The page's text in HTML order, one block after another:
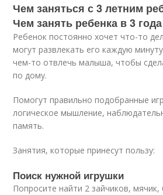
Чем заняться с 3 летним
Чем занять ребенка в 3
Ребенок постоянно хочет что-то
могут развлекать его каждую
чем-то отвлечь малыша, чтобы
по дому.
Помогут правильно подобранные
логическое мышление,
память.
Занятия, которые принесут пользу:
Поиск нужной игрушки
Попросите найти 2 зайчиков,